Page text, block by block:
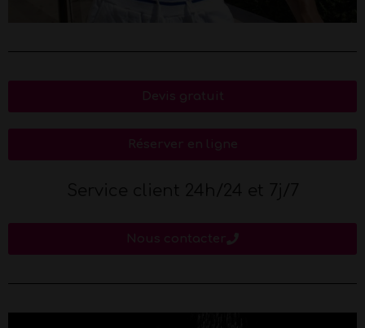
Devis gratuit
Réserver en ligne
Nous contacter